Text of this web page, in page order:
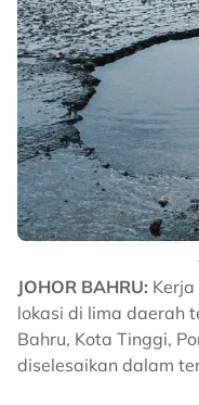
JOHOR BAHRU:
lokasi di lima daerah
Bahru, Kota Tinggi,
diselesaikan dalam